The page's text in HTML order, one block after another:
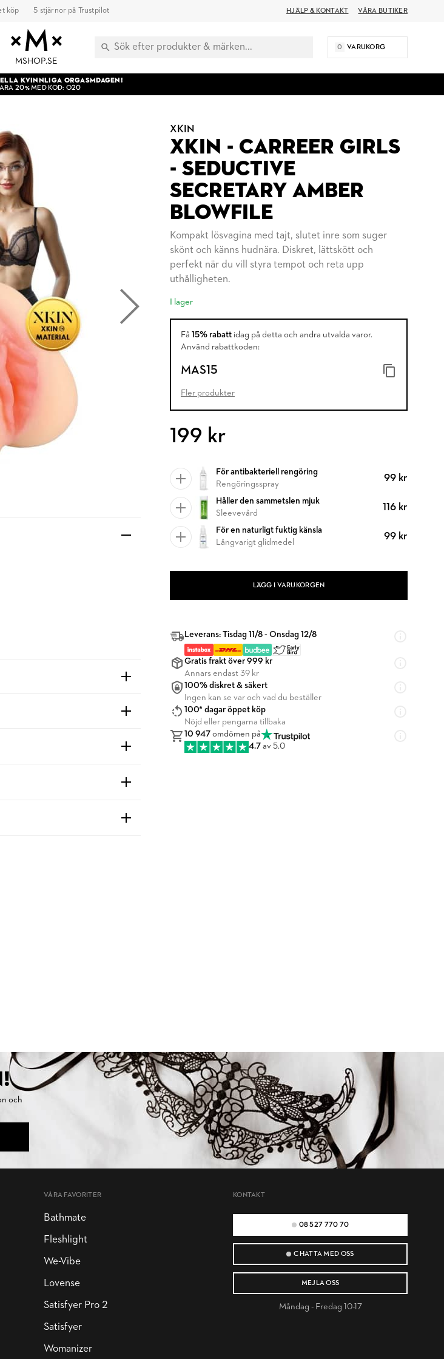
köp 5 stjärnor på Trustpilot HJÄLP & KONTAKT VÅRA BUTIKER
MSHOP.SE
0 VARUKORG
KVINNLIGA ORGASMDAGEN!
20% MED KOD: O20
XKIN
XKIN - CARREER GIRLS
- SEDUCTIVE
SECRETARY AMBER
BLOWFILE
Kompakt lösvagina med tajt, slutet inre som suger
skönt och känns hudnära. Diskret, lättskött och
perfekt när du vill styra tempot och reta upp
uthålligheten.
I lager
Få 15% rabatt idag på detta och andra utvalda varor.
Använd rabattkoden:
MAS15
Fler produkter
199 kr
För antibakteriell rengöring
Rengöringsspray
99 kr
Håller den sammetslen mjuk
Sleevevård
116 kr
För en naturligt fuktig känsla
Långvarigt glidmedel
99 kr
LÄGG I VARUKORGEN
Leverans: Tisdag 11/8 - Onsdag 12/8
Gratis frakt över 999 kr
Annars endast 39 kr
100% diskret & säkert
Ingen kan se var och vad du beställer
100* dagar öppet köp
Nöjd eller pengarna tillbaka
10 947 omdömen på
4.7 av 5.0
och
KONTAKT
08 527 770 70
CHATTA MED OSS
MEJLA OSS
Måndag - Fredag 10-17
VÅRA FAVORITER
Bathmate
Fleshlight
We-Vibe
Lovense
Satisfyer Pro 2
Satisfyer
Womanizer